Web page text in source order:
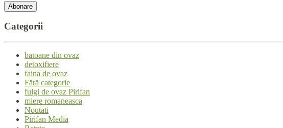
Categorii
batoane din ovaz
detoxifiere
faina de ovaz
Fără categorie
fulgi de ovaz Pirifan
miere romaneasca
Noutati
Pirifan Media